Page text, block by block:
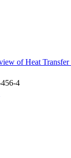
of Heat Transfer
4